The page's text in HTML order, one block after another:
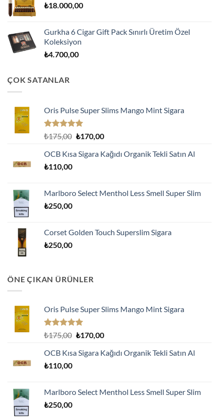
₺18.000,00
Gurkha 6 Cigar Gift Pack Sınırlı Üretim Özel
Koleksiyon
₺4.700,00
ÇOK SATANLAR
Oris Pulse Super Slims Mango Mint Sigara
5 üzerinden
oy
aldı
₺175,00 Orijinal
₺175,00.
₺170,00Şu
fiyat:
OCB Kısa Sigara Kağıdı Organik Tekli Satın Al
₺110,00
Marlboro Select Menthol Less Smell Super Slim
₺250,00
Corset Golden Touch Superslim Sigara
₺250,00
ÖNE ÇIKAN ÜRÜNLER
Oris Pulse Super Slims Mango Mint Sigara
5 üzerinden
oy
aldı
₺175,00 Orijinal
₺175,00.
₺170,00Şu
fiyat:
OCB Kısa Sigara Kağıdı Organik Tekli Satın Al
₺110,00
Marlboro Select Menthol Less Smell Super Slim
₺250,00